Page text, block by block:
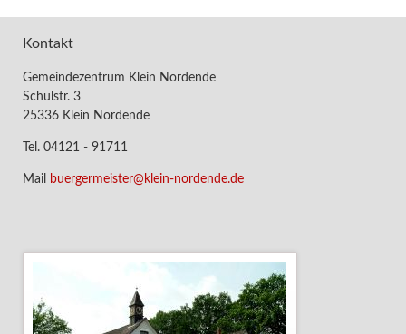
Kontakt
Gemeindezentrum Klein Nordende
Schulstr. 3
25336 Klein Nordende
Tel. 04121 - 91711
Mail buergermeister@klein-nordende.de